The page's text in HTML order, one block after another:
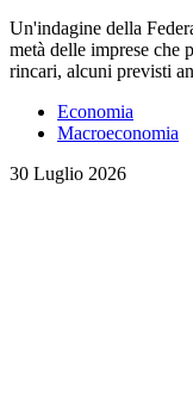
Un'indagine della
metà delle imprese che
rincari, alcuni previsti
Economia
Macroeconomia
30 Luglio 2026